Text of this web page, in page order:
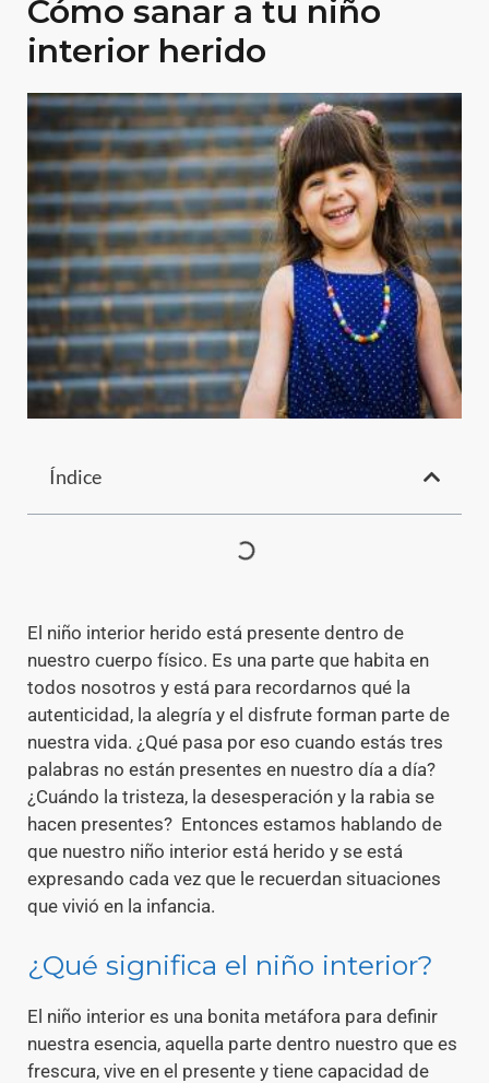
Cómo sanar a tu niño
interior herido
Índice
El niño interior herido está presente dentro de
nuestro cuerpo físico. Es una parte que habita en
todos nosotros y está para recordarnos qué la
autenticidad, la alegría y el disfrute forman parte de
nuestra vida. ¿Qué pasa por eso cuando estás tres
palabras no están presentes en nuestro día a día?
¿Cuándo la tristeza, la desesperación y la rabia se
hacen presentes? Entonces estamos hablando de
que nuestro niño interior está herido y se está
expresando cada vez que le recuerdan situaciones
que vivió en la infancia.
¿Qué significa el niño interior?
El niño interior es una bonita metáfora para definir
nuestra esencia, aquella parte dentro nuestro que es
frescura, vive en el presente y tiene capacidad de